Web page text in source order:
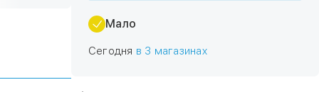
Мало
Сегодня в 3 магазинах